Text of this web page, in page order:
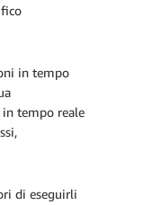
in tempo
tempo reale
di eseguirli